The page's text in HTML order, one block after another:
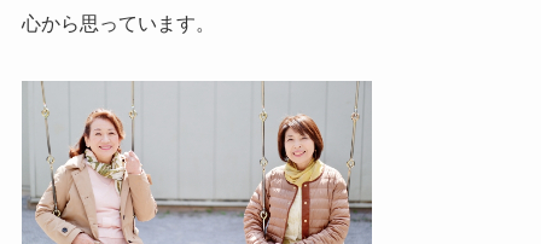
心から思っています。